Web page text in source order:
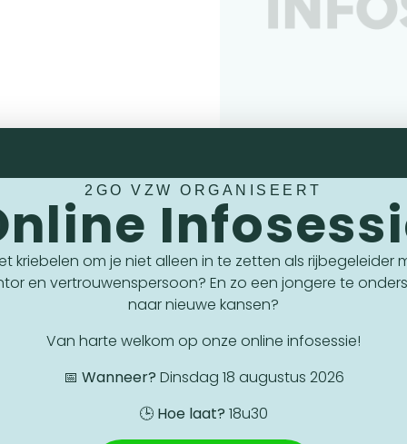
rijbuddies die onze kanszoekende jongeren willen
bij het behalen van hun rijbewijs B!
in te zetten als rijbegeleider maar ook als mentor en
kansen?
infosessie!
2GO VZW ORGANISEERT
kriebelen om je niet alleen in te zetten als rijbegeleider
en vertrouwenspersoon? En zo een jongere te
naar nieuwe kansen?
Van harte welkom op onze online infosessie!
📅 Wanneer? Dinsdag 18 augustus 2026
🕒 Hoe laat? 18u30